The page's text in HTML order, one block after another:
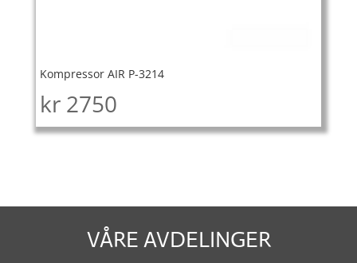
Kompressor AIR P-3214
kr 2750
VÅRE AVDELINGER